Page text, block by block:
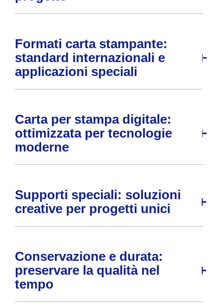
Formati carta stampante:
standard internazionali e
applicazioni speciali
Carta per stampa digitale:
ottimizzata per tecnologie
moderne
Supporti speciali: soluzioni
creative per progetti unici
Conservazione e durata:
preservare la qualità nel
tempo